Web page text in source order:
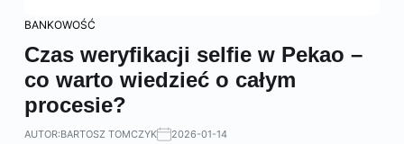
BANKOWOŚĆ
Czas weryfikacji selfie w Pekao –
co warto wiedzieć o całym
procesie?
AUTOR:BARTOSZ TOMCZYK 2026-01-14